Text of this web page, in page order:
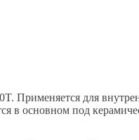
для
в основном под